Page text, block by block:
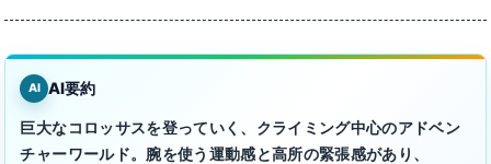
AI AI要約
巨大なコロッサスを登っていく、クライミング中心のアドベン
チャーワールド。腕を使う運動感と高所の緊張感があり、